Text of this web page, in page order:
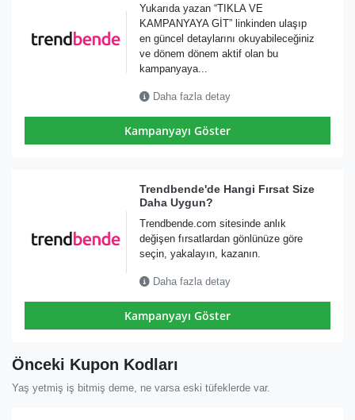
Yukarıda yazan “TIKLA VE
KAMPANYAYA GİT” linkinden ulaşıp
en güncel detaylarını okuyabileceğiniz
ve dönem dönem aktif olan bu
kampanyaya...
Daha fazla detay
Kampanyayı Göster
Trendbende'de Hangi Fırsat Size
Daha Uygun?
Trendbende.com sitesinde anlık
değişen fırsatlardan gönlünüze göre
seçin, yakalayın, kazanın.
Daha fazla detay
Kampanyayı Göster
Önceki Kupon Kodları
Yaş yetmiş iş bitmiş deme, ne varsa eski tüfeklerde var.